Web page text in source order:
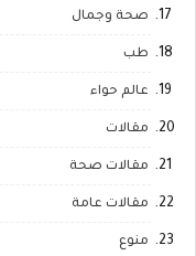
صحة وجمال
طب
عالم حواء
مقالات
مقالات صحة
مقالات عامة
منوع